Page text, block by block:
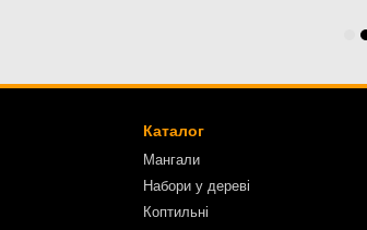
Каталог
Мангали
Набори у дереві
Коптильні